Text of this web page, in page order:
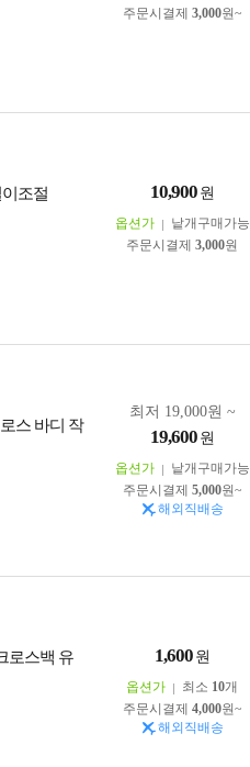
주문시결제 3,000원~
조절 10,900 원
옵션가
낱개구매가능
주문시결제 3,000원
스 바디 작
최저 19,000원 ~
19,600 원
옵션가
낱개구매가능
주문시결제 5,000원~
해외직배송
로스백 유
1,600 원
옵션가 최소 10개
주문시결제 4,000원~
해외직배송